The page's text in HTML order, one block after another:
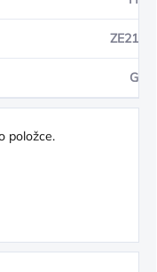
ZE21
G
položce.